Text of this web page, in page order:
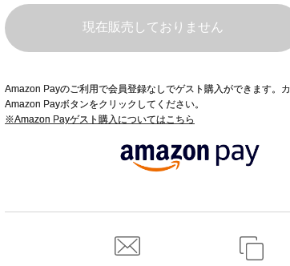
現在販売しておりません
Amazon Payのご利用で会員登録なしでゲスト購入ができます。
Amazon Payボタンをクリックしてください。
※Amazon Payゲスト購入についてはこちら